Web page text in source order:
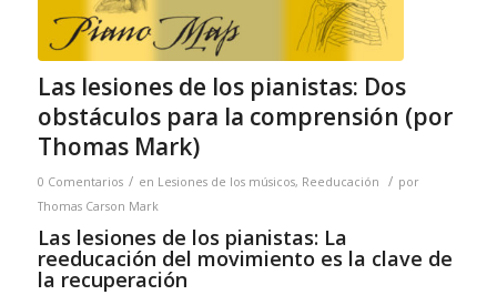
Las lesiones de los pianistas: Dos
obstáculos para la comprensión (por
Thomas Mark)
0 Comentarios / en Lesiones de los músicos, Reeducación / por
Thomas Carson Mark
Las lesiones de los pianistas: La
reeducación del movimiento es la clave de
la recuperación